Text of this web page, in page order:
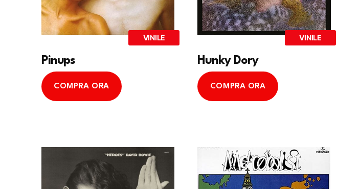
VINILE
Pinups
COMPRA ORA
VINILE
Hunky Dory
COMPRA ORA